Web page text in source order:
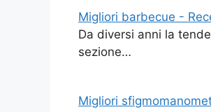
Migliori barbecue -
Da diversi anni la
sezione…
Migliori